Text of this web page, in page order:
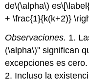
de\(\alpha\) es
+ \frac{1}{k(k+2)}
Observaciones. 1.
(\alpha\)" significan
excepciones es cero.
2. Incluso la